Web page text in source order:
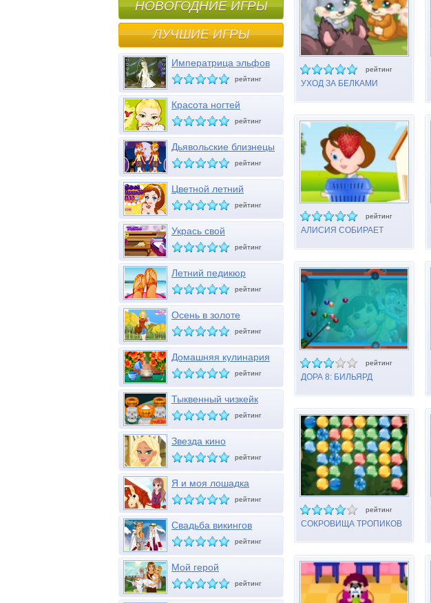
рейтинг
УХОД ЗА БЕЛКАМИ
рейтинг
АЛИСИЯ СОБИРАЕТ
рейтинг
ДОРА 8: БИЛЬЯРД
рейтинг
СОКРОВИЩА ТРОПИКОВ
НОВОГОДНИЕ ИГРЫ
ЛУЧШИЕ ИГРЫ
Императрица эльфов
рейтинг
Красота ногтей
рейтинг
Дьявольские близнецы
Хэллоуина
рейтинг
Цветной летний
маникюр
рейтинг
Укрась свой
журнальный столик
рейтинг
Летний педикюр
рейтинг
Осень в золоте
рейтинг
Домашняя кулинария
26
рейтинг
Тыквенный чизкейк
рейтинг
Звезда кино
рейтинг
Я и моя лошадка
рейтинг
Свадьба викингов
рейтинг
Мой герой
рейтинг